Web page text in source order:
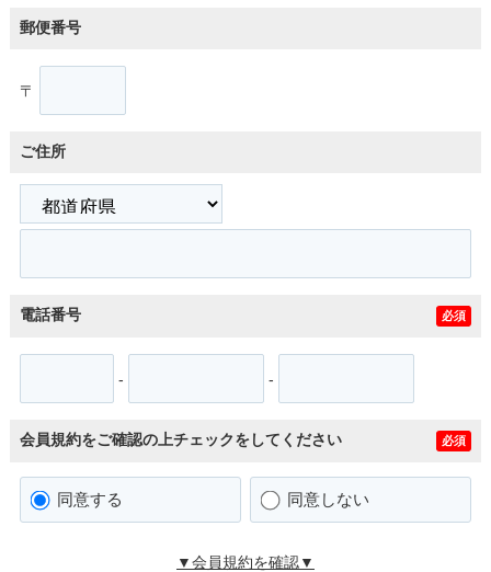
郵便番号
〒
ご住所
電話番号 必須
- -
会員規約をご確認の上チェックをしてください 必須
同意する 同意しない
▼会員規約を確認▼